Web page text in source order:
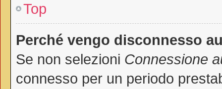
Top
Perché vengo disconnesso
Se non selezioni Connessione
connesso per un periodo